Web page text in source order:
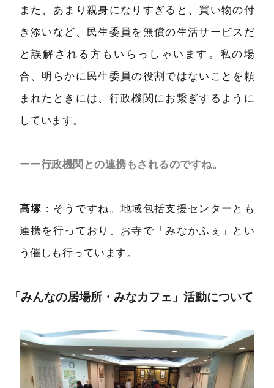
また、あまり親身になりすぎると、買い物の付
き添いなど、民生委員を無償の生活サービスだ
と誤解される方もいらっしゃいます。私の場
合、明らかに民生委員の役割ではないことを頼
まれたときには、行政機関にお繋ぎするように
しています。
ーー行政機関との連携もされるのですね。
高塚 ：そうですね。地域包括支援センターとも
連携を行っており、お寺で「みなかふぇ」とい
う催しも行っています。
「みんなの居場所・みなカフェ」活動について